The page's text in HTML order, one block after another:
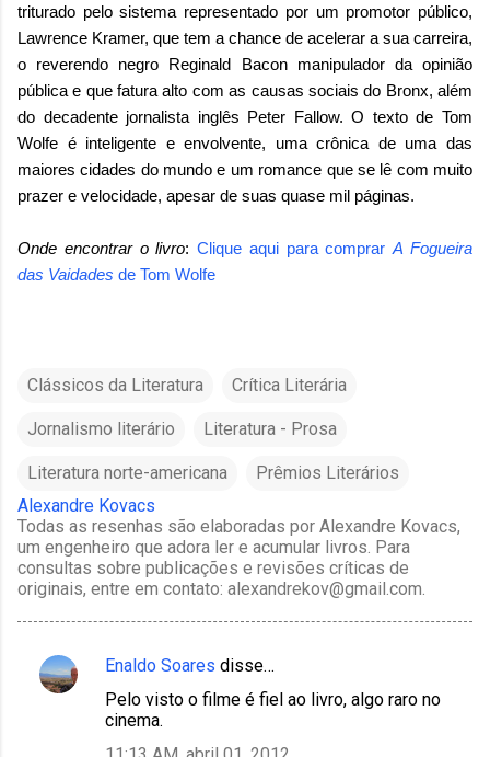
triturado pelo sistema representado por um promotor público,
Lawrence Kramer, que tem a chance de acelerar a sua carreira,
o reverendo negro Reginald Bacon manipulador da opinião
pública e que fatura alto com as causas sociais do Bronx, além
do decadente jornalista inglês Peter Fallow. O texto de Tom
Wolfe é inteligente e envolvente, uma crônica de uma das
maiores cidades do mundo e um romance que se lê com muito
prazer e velocidade, apesar de suas quase mil páginas.
Onde encontrar o livro:Clique aqui para comprarA Fogueira
das Vaidades de Tom Wolfe
Clássicos da Literatura Crítica Literária
Jornalismo literário Literatura - Prosa
Literatura norte-americana
Prêmios Literários
Alexandre Kovacs
Todas as resenhas são elaboradas por Alexandre Kovacs,
um engenheiro que adora ler e acumular livros. Para
consultas sobre publicações e revisões críticas de
originais, entre em contato: alexandrekov@gmail.com.
C
Enaldo Soares disse…
Pelo visto o filme é fiel ao livro, algo raro no
cinema.